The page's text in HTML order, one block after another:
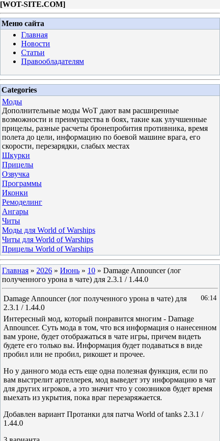
[WOT-SITE.COM]
Меню сайта
Главная
Новости
Статьи
Правообладателям
Categories
Моды
Дополнительные моды WoT дают вам расширенные
возможности и преимущества в боях, такие как улучшенные
прицелы, разные расчеты бронепробития противника, время
полета до цели, информацию по боевой машине врага, его
скорости, перезарядки, слабых местах
Шкурки
Прицелы
Озвучка
Программы
Иконки
Ремоделинг
Ангары
Читы
Моды для World of Warships
Читы для World of Warships
Прицелы World of Warships
Главная » 2026 » Июнь » 10 » Damage Announcer (лог
полученного урона в чате) для 2.3.1 / 1.44.0
06:14
Damage Announcer (лог полученного урона в чате) для
2.3.1 / 1.44.0
Интересный мод, который понравится многим - Damage
Announcer. Суть мода в том, что вся информация о нанесенном
вам уроне, будет отображаться в чате игры, причем видеть
будете его только вы. Информация будет подаваться в виде
пробил или не пробил, рикошет и прочее.
Но у данного мода есть еще одна полезная функция, если по
вам выстрелит артеллерея, мод выведет эту информацию в чат
для других игроков, а это значит что у союзников будет время
выехать из укрытия, пока враг перезаряжается.
Добавлен вариант Протанки для патча World of tanks 2.3.1 /
1.44.0